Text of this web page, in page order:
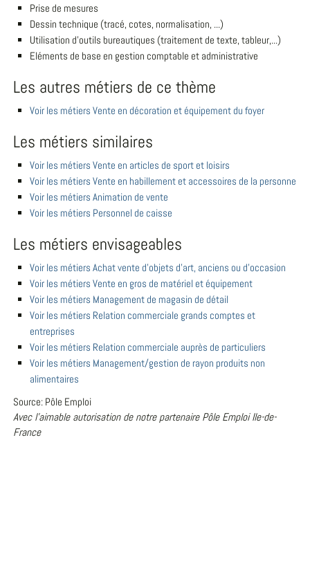
Prise de mesures
Dessin technique (tracé, cotes, normalisation, ...)
Utilisation d'outils bureautiques (traitement de texte, tableur,...)
Eléments de base en gestion comptable et administrative
Les autres métiers de ce thème
Voir les métiers Vente en décoration et équipement du foyer
Les métiers similaires
Voir les métiers Vente en articles de sport et loisirs
Voir les métiers Vente en habillement et accessoires de la personne
Voir les métiers Animation de vente
Voir les métiers Personnel de caisse
Les métiers envisageables
Voir les métiers Achat vente d'objets d'art, anciens ou d'occasion
Voir les métiers Vente en gros de matériel et équipement
Voir les métiers Management de magasin de détail
Voir les métiers Relation commerciale grands comptes et
entreprises
Voir les métiers Relation commerciale auprès de particuliers
Voir les métiers Management/gestion de rayon produits non
alimentaires
Source: Pôle Emploi
Avec l'aimable autorisation de notre partenaire Pôle Emploi Ile-de-
France